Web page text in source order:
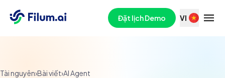
Đặt lịch Demo VI
Tài nguyên›Bài viết›AI Agent